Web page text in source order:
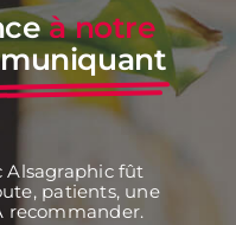
à notre
Alsagraphic fût
patients, une
recommander.